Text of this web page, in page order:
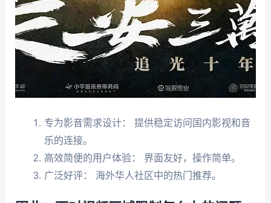
专为影音需求设计： 提供稳定访问国内影视和音
乐的连接。
高效简便的用户体验： 界面友好，操作简单。
广泛好评： 海外华人社区中的热门推荐。